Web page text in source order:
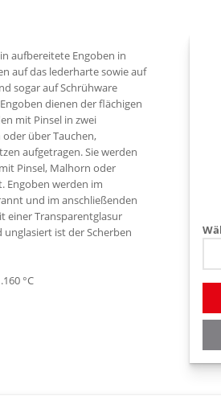
aufbereitete Engoben in
auf das lederharte sowie auf
sogar auf Schrühware
dienen der flächigen
mit Pinsel in zwei
über Tauchen,
aufgetragen. Sie werden
Pinsel, Malhorn oder
Engoben werden im
und im anschließenden
einer Transparentglasur
ist der Scherben
°C